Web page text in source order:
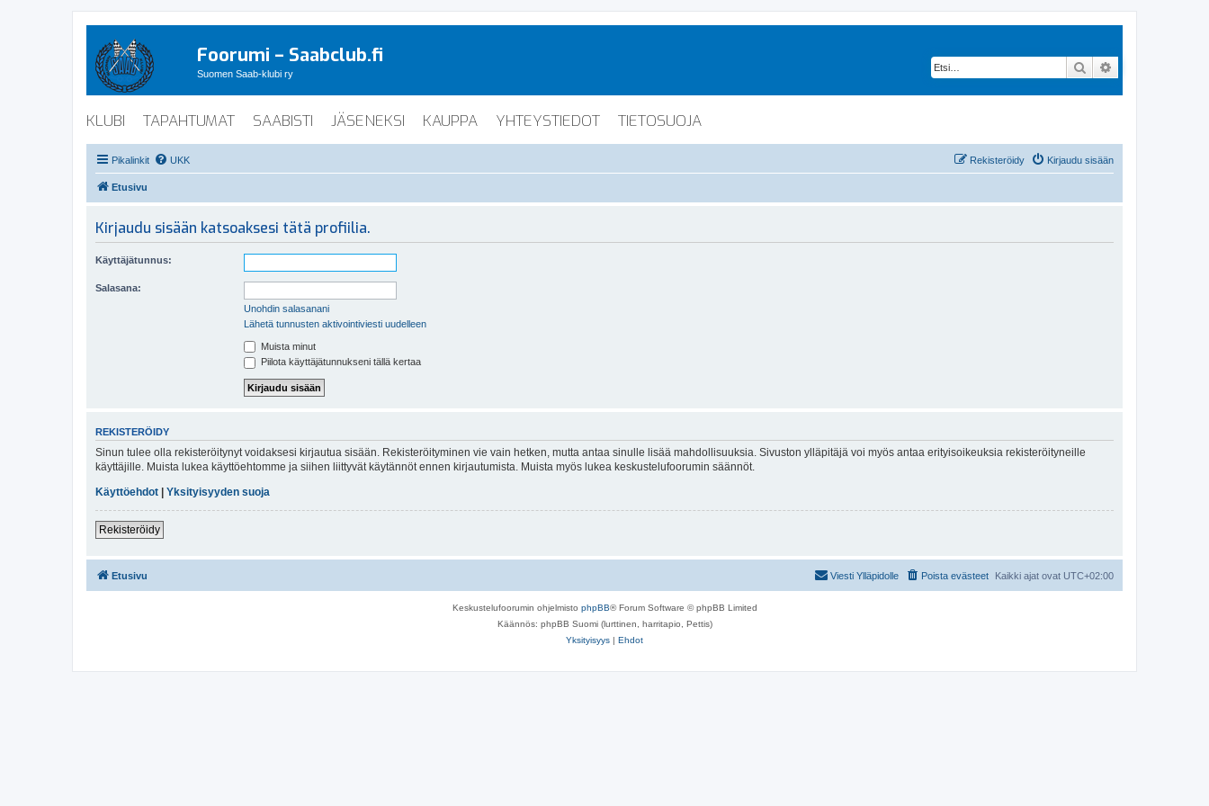
Foorumi – Saabclub.fi
Suomen Saab-klubi ry Etsi
KLUBI TAPAHTUMAT SAABISTI JÄSENEKSI KAUPPA YHTEYSTIEDOT TIETOSUOJA
Pikalinkit UKK Kirjaudu sisään
Rekisteröidy
Etusivu
Kirjaudu sisään katsoaksesi tätä profiilia.
Käyttäjätunnus:
Salasana:
Unohdin salasanani
Lähetä tunnusten aktivointiviesti uudelleen
Muista minut
Piilota käyttäjätunnukseni tällä kertaa
REKISTERÖIDY
Sinun tulee olla rekisteröitynyt voidaksesi kirjautua sisään. Rekisteröityminen vie vain hetken, mutta antaa sinulle lisää mahdollisuuksia. Sivuston ylläpitäjä voi myös antaa erityisoikeuksia rekisteröityneille
käyttäjille. Muista lukea käyttöehtomme ja siihen liittyvät käytännöt ennen kirjautumista. Muista myös lukea keskustelufoorumin säännöt.
Käyttöehdot
Yksityisyyden suoja
Rekisteröidy
Etusivu Kaikki ajat ovat UTC+02:00
Poista evästeet
Viesti Ylläpidolle
Keskustelufoorumin ohjelmisto phpBB® Forum Software © phpBB Limited
Käännös: phpBB Suomi (lurttinen, harritapio, Pettis)
Yksityisyys | Ehdot